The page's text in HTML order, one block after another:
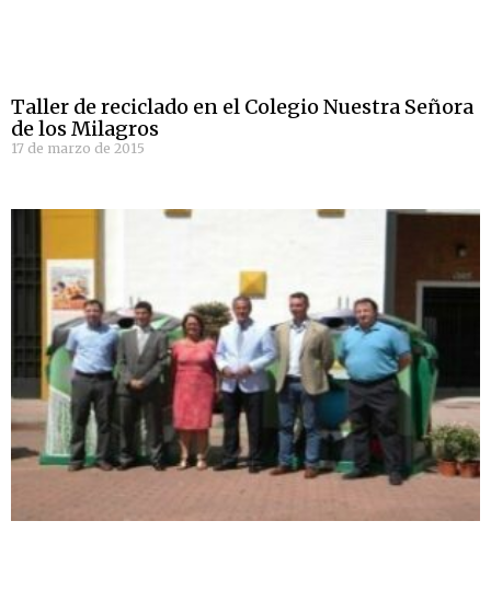
Taller de reciclado en el Colegio Nuestra Señora
de los Milagros
17 de marzo de 2015